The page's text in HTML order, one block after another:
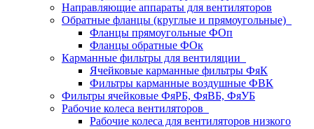
Направляющие аппараты для вентиляторов
Обратные фланцы (круглые и прямоугольные)
Фланцы прямоугольные ФОп
Фланцы обратные ФОк
Карманные фильтры для вентиляции
Ячейковые карманные фильтры ФяК
Фильтры карманные воздушные ФВК
Фильтры ячейковые ФяРБ, ФяВБ, ФяУБ
Рабочие колеса вентиляторов
Рабочие колеса для вентиляторов низкого